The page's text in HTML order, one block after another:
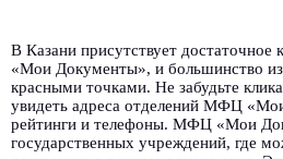
В Казани присутствует
«Мои Документы», и большинство
красными точками. Не забудьте
увидеть адреса отделений МФЦ
рейтинги и телефоны. МФЦ «Мои
государственных учреждений, где